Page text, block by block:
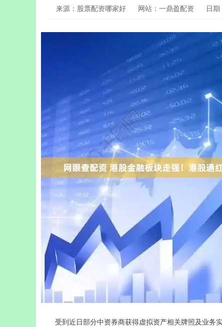
来源：股票配资哪家好 网站：一鼎盈配资 日
受到近日部分中资券商获得虚拟资产相关牌照及业务